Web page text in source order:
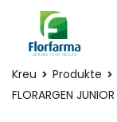
Kreu Produkte
FLORARGEN JUNIOR